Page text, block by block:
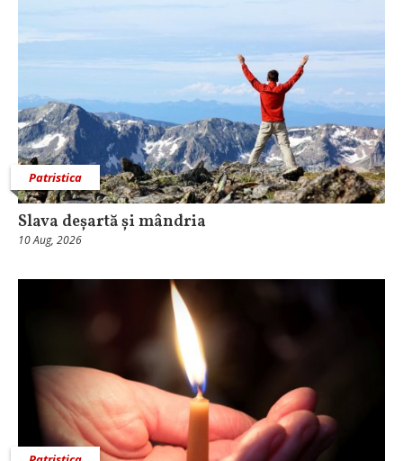
Patristica
Slava deșartă și mândria
10 Aug, 2026